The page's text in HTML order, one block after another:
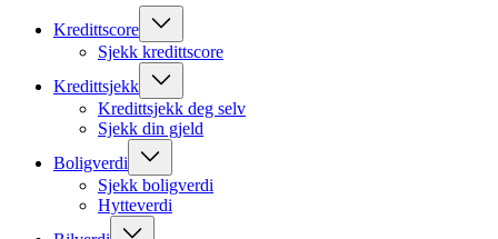
Kredittscore
Sjekk kredittscore
Kredittsjekk
Kredittsjekk deg selv
Sjekk din gjeld
Boligverdi
Sjekk boligverdi
Hytteverdi